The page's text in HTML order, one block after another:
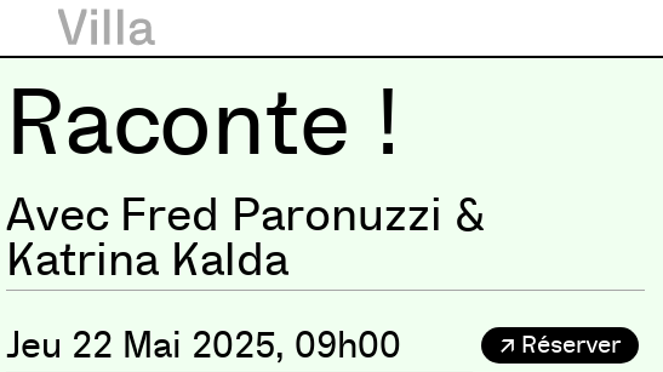
Raconte !
Avec Fred Paronuzzi &
Katrina Kalda
Jeu 22 Mai 2025, 09h00 Réserver